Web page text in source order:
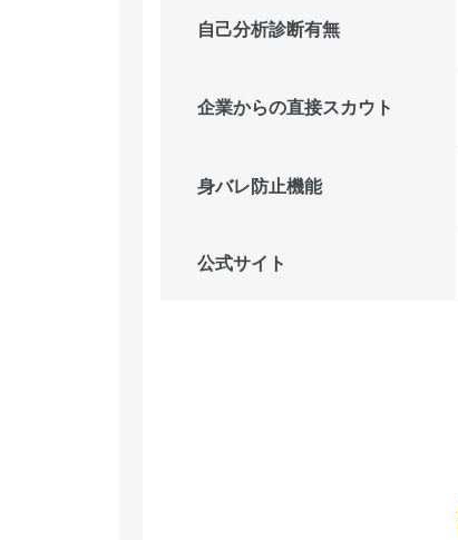
自己分析診断有無
企業からの直接スカウト
身バレ防止機能
公式サイト